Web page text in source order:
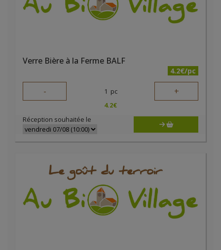
Verre Bière à la Ferme BALF
4.2€/pc
- 1 pc +
4.2€
Réception souhaitée le